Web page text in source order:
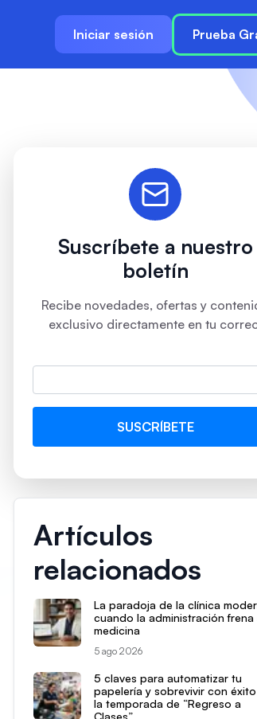
Iniciar sesión Prueba
Suscríbete a nuestro
boletín
Recibe novedades, ofertas y
exclusivo directamente en tu
Artículos
relacionados
La paradoja de la clínica
cuando la administración frena
medicina
5 ago 2026
5 claves para automatizar tu
papelería y sobrevivir con
la temporada de “Regreso a
Clases”